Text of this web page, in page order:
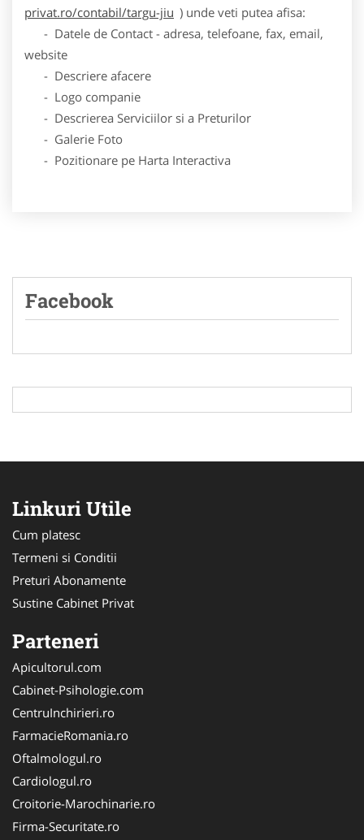
privat.ro/contabil/targu-jiu ) unde veti putea afisa:
- Datele de Contact - adresa, telefoane, fax, email,
website
- Descriere afacere
- Logo companie
- Descrierea Serviciilor si a Preturilor
- Galerie Foto
- Pozitionare pe Harta Interactiva
Facebook
Linkuri Utile
Cum platesc
Termeni si Conditii
Preturi Abonamente
Sustine Cabinet Privat
Parteneri
Apicultorul.com
Cabinet-Psihologie.com
CentruInchirieri.ro
FarmacieRomania.ro
Oftalmologul.ro
Cardiologul.ro
Croitorie-Marochinarie.ro
Firma-Securitate.ro